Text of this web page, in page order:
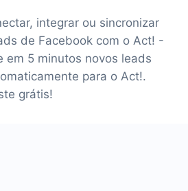
integrar ou sincronizar
de Facebook com o Act! -
em 5 minutos novos leads
para o Act!.
grátis!